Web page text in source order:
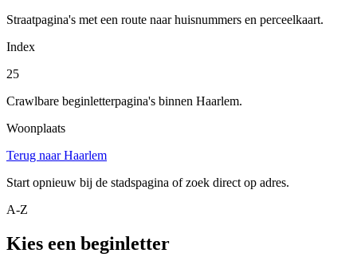
Straatpagina's met een route naar huisnummers en perceelkaart.
Index
25
Crawlbare beginletterpagina's binnen Haarlem.
Woonplaats
Terug naar Haarlem
Start opnieuw bij de stadspagina of zoek direct op adres.
A-Z
Kies een beginletter